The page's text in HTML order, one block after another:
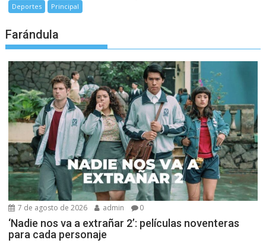
Deportes Principal
Farándula
7 de agosto de 2026 admin 0
‘Nadie nos va a extrañar 2’: películas noventeras
para cada personaje